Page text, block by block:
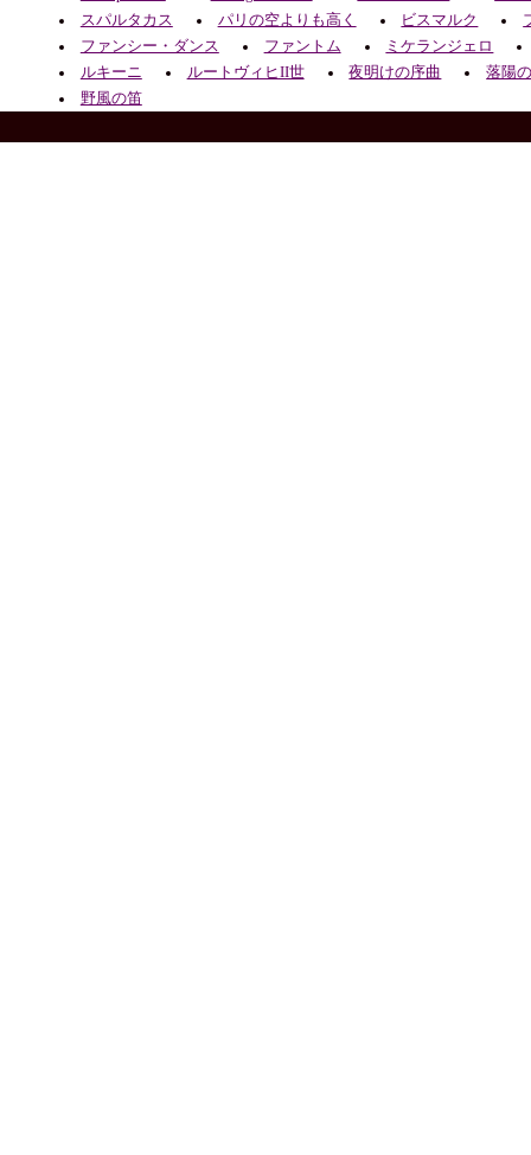
スパルタカス
パリの空よりも高く ビスマルク
ファンシー・ダンス
ファントム
ミケランジェロ
ルキーニ
ルートヴィヒII世 夜明けの序曲
落陽
野風の笛